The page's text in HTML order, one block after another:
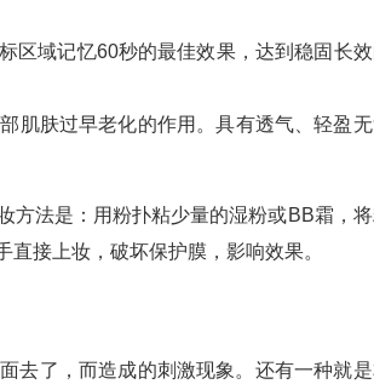
区域记忆60秒的最佳效果，达到稳固长
肌肤过早老化的作用。具有透气、轻盈无
方法是：用粉扑粘少量的湿粉或BB霜，
接上妆，破坏保护膜，影响效果。
去了，而造成的刺激现象。还有一种就